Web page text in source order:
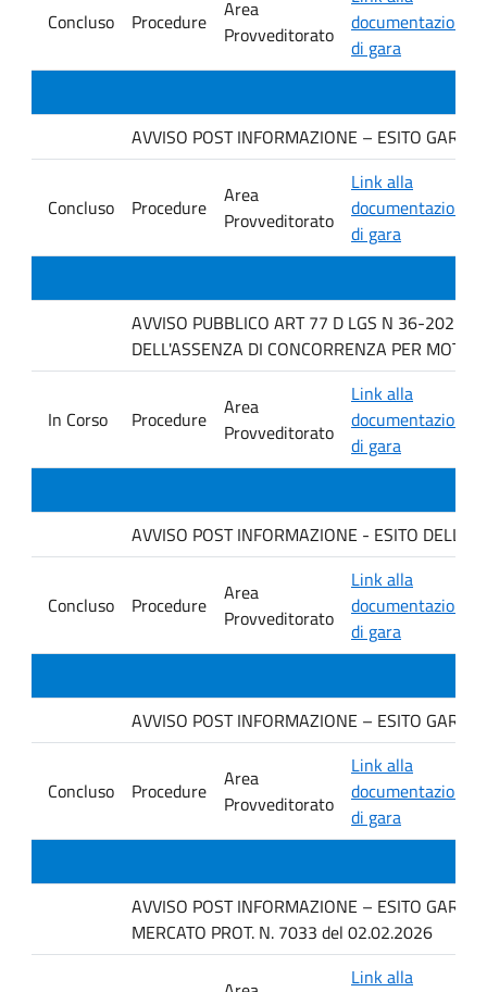
Concluso Procedure
Area
Provveditorato
documentazione
di gara
AVVISO POST INFORMAZIONE – ESITO GARA
Concluso Procedure
Area
Provveditorato
Link alla
documentazione
di gara
AVVISO PUBBLICO ART 77 D LGS N 36-2023
DELL'ASSENZA DI CONCORRENZA PER MOTIVI
In Corso Procedure
Area
Provveditorato
Link alla
documentazione
di gara
AVVISO POST INFORMAZIONE - ESITO
Concluso Procedure
Area
Provveditorato
Link alla
documentazione
di gara
AVVISO POST INFORMAZIONE – ESITO GARA
Concluso Procedure
Area
Provveditorato
Link alla
documentazione
di gara
AVVISO POST INFORMAZIONE – ESITO GARA
MERCATO PROT. N. 7033 del 02.02.2026
Link alla